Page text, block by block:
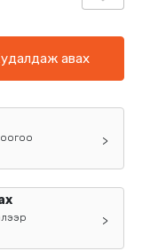
авах
>
>